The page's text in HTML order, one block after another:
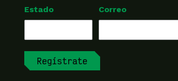
Estado Correo